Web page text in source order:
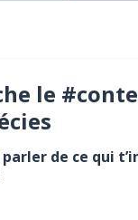
le
de ce qui